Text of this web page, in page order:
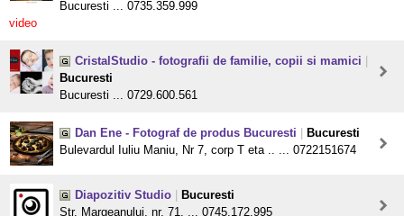
Bucuresti ... 0735.359.999
video
CristalStudio - fotografii de familie, copii si mamici
Bucuresti
Bucuresti ... 0729.600.561
Dan Ene - Fotograf de produs Bucuresti
Bucuresti
Bulevardul Iuliu Maniu, Nr 7, corp T eta .. ... 0722151674
Diapozitiv Studio
Bucuresti
Str. Margeanului, nr. 71, ... 0745.172.995